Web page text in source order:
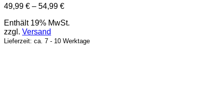
49,99 € – 54,99 €Preisspanne:
bis
Enthält 19% MwSt.
zzgl. Versand
Lieferzeit: ca. 7 - 10 Werktage